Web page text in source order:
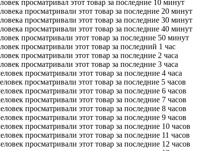
просматривал этот товар за последние 10 минут
просматривали этот товар за последние 20 минут
просматривали этот товар за последние 30 минут
просматривали этот товар за последние 40 минут
просматривали этот товар за последние 50 минут
просматривали этот товар за последний 1 час
просматривали этот товар за последние 2 часа
просматривали этот товар за последние 3 часа
просматривали этот товар за последние 4 часа
просматривали этот товар за последние 5 часов
просматривали этот товар за последние 6 часов
просматривали этот товар за последние 7 часов
просматривали этот товар за последние 8 часов
просматривали этот товар за последние 9 часов
просматривали этот товар за последние 10 часов
просматривали этот товар за последние 11 часов
просматривали этот товар за последние 12 часов